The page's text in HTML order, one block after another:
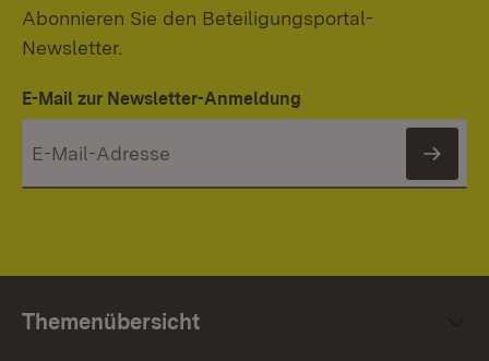
Abonnieren Sie den Beteiligungsportal-
Newsletter.
E-Mail zur Newsletter-Anmeldung
Themenübersicht